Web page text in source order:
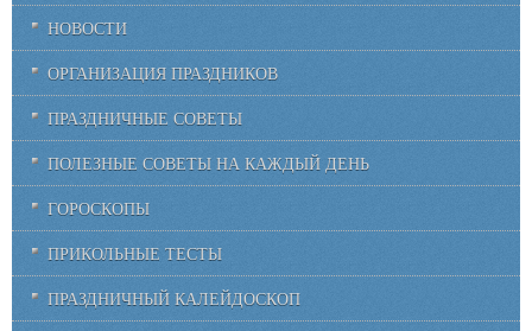
НОВОСТИ
ОРГАНИЗАЦИЯ ПРАЗДНИКОВ
ПРАЗДНИЧНЫЕ СОВЕТЫ
ПОЛЕЗНЫЕ СОВЕТЫ НА КАЖДЫЙ ДЕНЬ
ГОРОСКОПЫ
ПРИКОЛЬНЫЕ ТЕСТЫ
ПРАЗДНИЧНЫЙ КАЛЕЙДОСКОП